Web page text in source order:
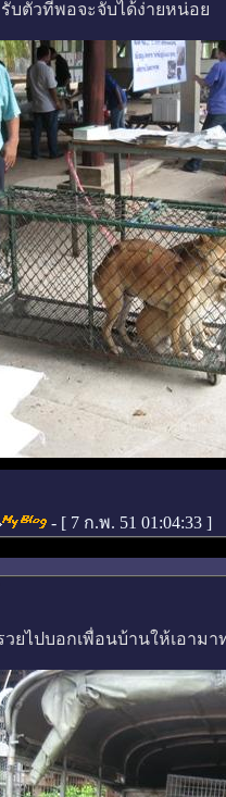
บตัวที่พอจะจับได้ง่ายหน่อย
- [ 7 ก.พ. 51 01:04:33 ]
ยไปบอกเพื่อนบ้านให้เอา